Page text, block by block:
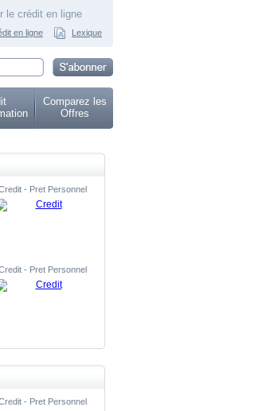
le crédit en ligne
en ligne Lexique
Comparez les
Offres
- Pret Personnel
- Pret Personnel
- Pret Personnel